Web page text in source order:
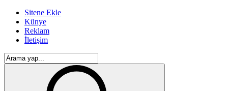
Sitene Ekle
Künye
Reklam
İletişim